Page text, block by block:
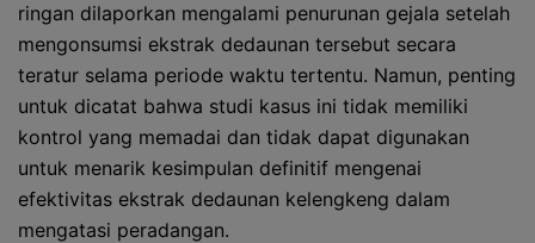
ringan dilaporkan mengalami penurunan gejala setelah
mengonsumsi ekstrak dedaunan tersebut secara
teratur selama periode waktu tertentu. Namun, penting
untuk dicatat bahwa studi kasus ini tidak memiliki
kontrol yang memadai dan tidak dapat digunakan
untuk menarik kesimpulan definitif mengenai
efektivitas ekstrak dedaunan kelengkeng dalam
mengatasi peradangan.